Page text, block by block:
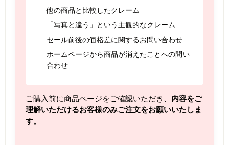
他の商品と比較したクレーム
「写真と違う」という主観的なクレーム
セール前後の価格差に関するお問い合わせ
ホームページから商品が消えたことへの問い
合わせ
ご購入前に商品ページをご確認いただき、 内容をご
理解いただけるお客様のみご注文をお願いいたしま
す。